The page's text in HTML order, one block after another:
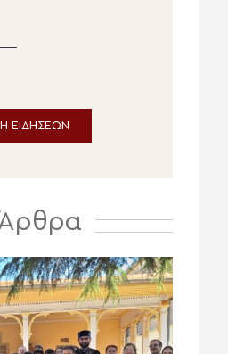
ΕΙΔΗΣΕΩΝ